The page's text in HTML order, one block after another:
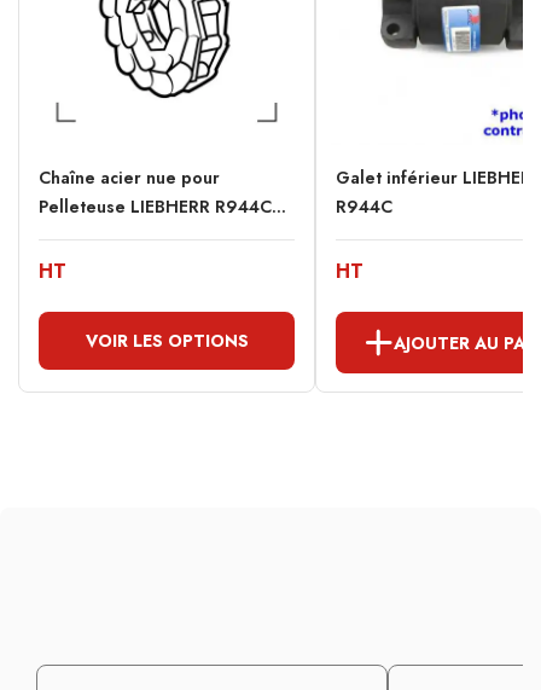
Chaîne acier nue pour
Pelleteuse LIEBHERR R944C...
HT
VOIR LES OPTIONS
Galet inférieur LIEBHERR
R944C
HT
AJOUTER AU